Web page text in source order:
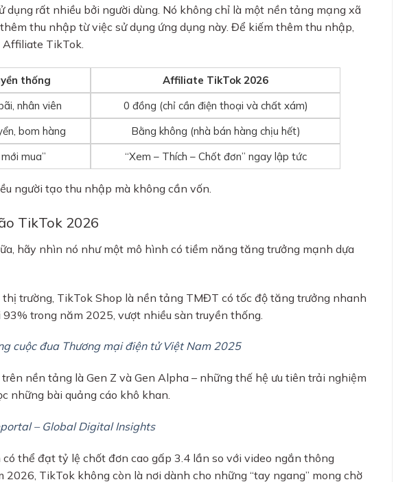
dụng rất nhiều bởi người dùng. Nó không chỉ là một nền tảng mạng xã
thu nhập từ việc sử dụng ứng dụng này. Để kiếm thêm thu nhập,
Affiliate TikTok.
thống
Affiliate TikTok 2026
nhân viên
0 đồng (chỉ cần điện thoại và chất xám)
bom hàng
Bằng không (nhà bán hàng chịu hết)
mua” “Xem – Thích – Chốt đơn” ngay lập tức
người tạo thu nhập mà không cần vốn.
TikTok 2026
hãy nhìn nó như một mô hình có tiềm năng tăng trưởng mạnh dựa
thị trường, TikTok Shop là nền tảng TMĐT có tốc độ tăng trưởng nhanh
trong năm 2025, vượt nhiều sàn truyền thống.
cuộc đua Thương mại điện tử Việt Nam 2025
nền tảng là Gen Z và Gen Alpha – những thế hệ ưu tiên trải nghiệm
những bài quảng cáo khô khan.
– Global Digital Insights
thể đạt tỷ lệ chốt đơn cao gấp 3.4 lần so với video ngắn thông
TikTok không còn là nơi dành cho những “tay ngang” mong chờ